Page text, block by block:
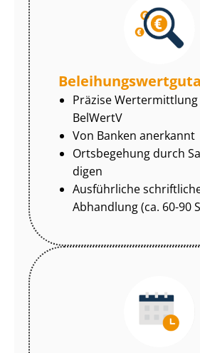
Präzise Wertermittlung
BelWertV
Von Banken anerkannt
Ortsbegehung durch
di­gen
Ausführliche
Abhandlung (ca. 60-90